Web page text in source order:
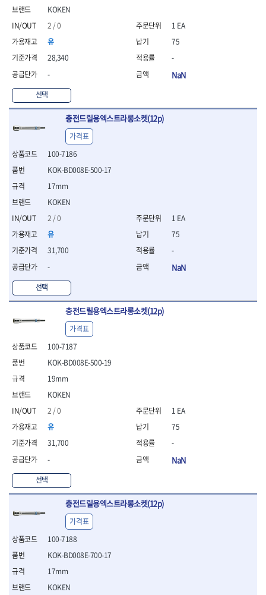
- 항공가위
- 클램프
- 망치
- 볼핀망치
- 함마망치
- 도끼
- 망치헤드
- 판금망치
- 나일론무반동망치
- 플라스틱망치
- 고무망치
- 센타펀치
- 평치즐
- 핀펀치세트
- 펀치
- 펀치세트
- 톱대
- 용접용품
원예.사무용품
- 커터칼
- 전지가위
- 전정톱
- 목공톱
- 고지톱
- 다목적가위
- 안전커터칼
- 휠메저
- 마킹
연마용품
- 조줄
- 철공용줄
- 목공용줄
- 조줄세트
- 판금줄홀더
공구함.공구집
- 공구함
- 플라스틱이동공구함
- 공구통
KOKEN
2 / 0
유
28,340
-
선택
1 EA
75
-
NaN
충전드릴용엑스트라롱소켓(12p)
100-7186
KOKEN
2 / 0
유
31,700
-
선택
KOK-BD008E-500-17
17mm
가격표
1 EA
75
-
NaN
충전드릴용엑스트라롱소켓(12p)
100-7187
KOKEN
2 / 0
유
31,700
-
선택
KOK-BD008E-500-19
19mm
가격표
1 EA
75
-
NaN
충전드릴용엑스트라롱소켓(12p)
100-7188
KOKEN
KOK-BD008E-700-17
17mm
가격표